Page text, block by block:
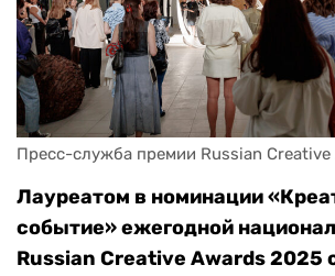
Пресс-служба премии Russian
Лауреатом в номинации
событие» ежегодной
Russian Creative Awards 2025